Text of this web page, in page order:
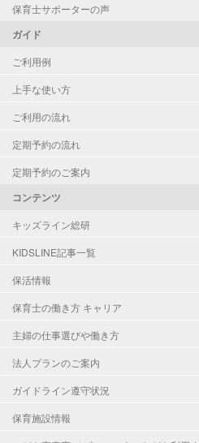
保育士サポーターの声
ガイド
ご利用例
上手な使い方
ご利用の流れ
定期予約の流れ
定期予約のご案内
コンテンツ
キッズライン総研
KIDSLINE記事一覧
保活情報
保育士の働き方 キャリア
主婦の仕事選びや働き方
法人プランのご案内
ガイドライン遵守状況
保育施設情報